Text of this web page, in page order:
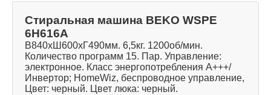
Стиральная машина BEKO WSPE
6H616A
В840хШ600хГ490мм. 6,5кг. 1200об/мин.
Количество программ 15. Пар. Управление:
электронное. Класс энергопотребления А+++/
Инвертор; HomeWiz, беспроводное управление,
Цвет: черный. Цвет люка: черный.